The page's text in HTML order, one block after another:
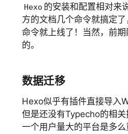
Hexo 的安装和配置相对来
方的文档几个命令就搞定了
命令就上线了！当然，前
的。
数据迁移
Hexo似乎有插件直接导入
但是还没有Typecho的相
一个用户量大的平台是多